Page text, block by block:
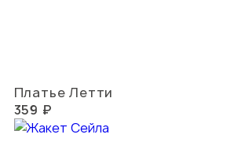
Платье Летти
359 ₽